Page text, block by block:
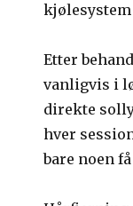
kjølesystem
Etter
vanligvis i
direkte
hver
bare noen